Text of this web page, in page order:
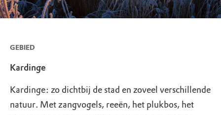
GEBIED
Kardinge
Kardinge: zo dichtbij de stad en zoveel verschillende
natuur. Met zangvogels, reeën, het plukbos, het